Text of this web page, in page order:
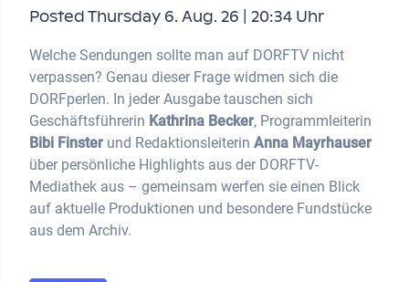
Posted Thursday 6. Aug. 26 | 20:34 Uhr
Welche Sendungen sollte man auf DORFTV nicht
verpassen? Genau dieser Frage widmen sich die
DORFperlen. In jeder Ausgabe tauschen sich
Geschäftsführerin Kathrina Becker, Programmleiterin
Bibi Finster und Redaktionsleiterin Anna Mayrhauser
über persönliche Highlights aus der DORFTV-
Mediathek aus – gemeinsam werfen sie einen Blick
auf aktuelle Produktionen und besondere Fundstücke
aus dem Archiv.